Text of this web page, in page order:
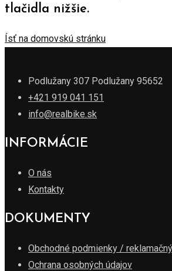
tlačidla nižšie.
Ísť na domovskú stránku
Podlužany 307 Podlužany 95652
+421 919 041 151
info@realbike.sk
INFORMÁCIE
O nás
Kontakty
DOKUMENTY
Obchodné podmienky /
Ochrana osobných údajov